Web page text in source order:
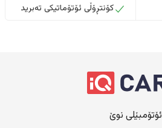
کۆنتڕۆڵی ئۆتۆماتیکی تەبرید
ئۆتۆمبێلی نوێ